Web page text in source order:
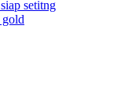
setitng
gold